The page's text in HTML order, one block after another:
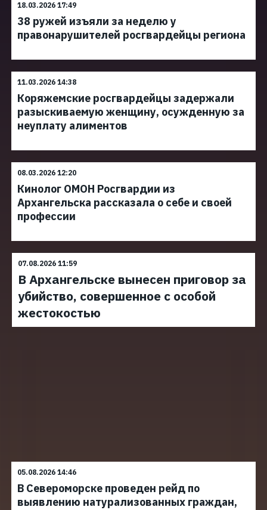
18.03.2026 17:49
38 ружей изъяли за неделю у
правонарушителей росгвардейцы региона
11.03.2026 14:38
Коряжемские росгвардейцы задержали
разыскиваемую женщину, осужденную за
неуплату алиментов
08.03.2026 12:20
Кинолог ОМОН Росгвардии из
Архангельска рассказала о себе и своей
профессии
07.08.2026 11:59
В Архангельске вынесен приговор за
убийство, совершенное с особой
жестокостью
05.08.2026 14:46
В Североморске проведен рейд по
выявлению натурализованных граждан,